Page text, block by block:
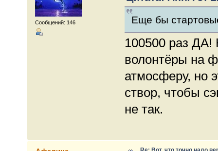
Сообщений: 146
Еще бы
100500 раз
волонтёры на
атмосферу, но
створ, чтобы
не так.